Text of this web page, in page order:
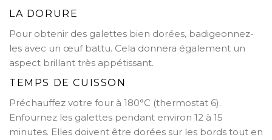
LA DORURE
Pour obtenir des galettes bien dorées, badigeonnez-
les avec un œuf battu. Cela donnera également un
aspect brillant très appétissant.
TEMPS DE CUISSON
Préchauffez votre four à 180°C (thermostat 6).
Enfournez les galettes pendant environ 12 à 15
minutes. Elles doivent être dorées sur les bords tout en